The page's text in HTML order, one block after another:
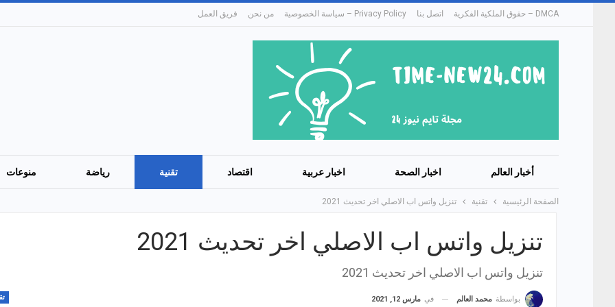
DMCA – حقوق الملكية الفكرية اتصل بنا Privacy Policy – سياسة الخصوصية من نحن فريق العمل
أخبار العالم اخبار الصحة اخبار عربية اقتصاد تقنية رياضة منوعات
الصفحة الرئيسية تقنية تنزيل واتس اب الاصلي اخر تحديث 2021
تنزيل واتس اب الاصلي اخر تحديث 2021
تنزيل واتس اب الاصلي اخر تحديث 2021
بواسطة محمد العالم في مارس 12, 2021